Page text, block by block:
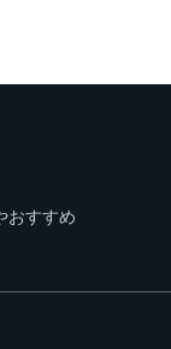
おすすめ